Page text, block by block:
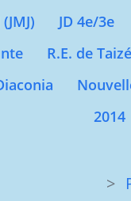
(JMJ) JD 4e/3e
R.E. de Taizé
2014